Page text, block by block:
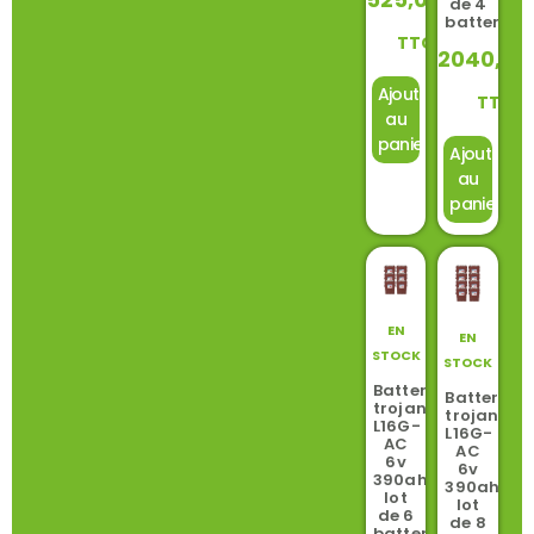
TTC
Ajouter
au
panier
batteries
2040,00
TTC
Ajouter
au
panier
EN
STOCK
Batterie
trojan
L16G-
AC
6v
390ah
lot
de 6
EN
STOCK
Batterie
trojan
L16G-
AC
6v
390ah
lot
de 8